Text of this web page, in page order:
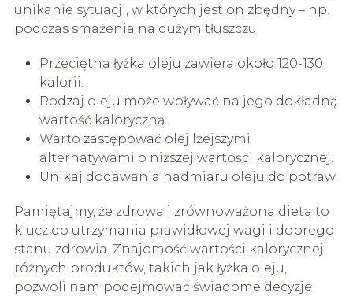
unikanie sytuacji, w których jest on zbędny – np.
podczas smażenia na dużym tłuszczu.
Przeciętna łyżka oleju zawiera około 120-130
kalorii.
Rodzaj oleju może wpływać na jego dokładną
wartość kaloryczną.
Warto zastępować olej lżejszymi
alternatywami o niższej wartości kalorycznej.
Unikaj dodawania nadmiaru oleju do potraw.
Pamiętajmy, że zdrowa i zrównoważona dieta to
klucz do utrzymania prawidłowej wagi i dobrego
stanu zdrowia. Znajomość wartości kalorycznej
różnych produktów, takich jak łyżka oleju,
pozwoli nam podejmować świadome decyzje